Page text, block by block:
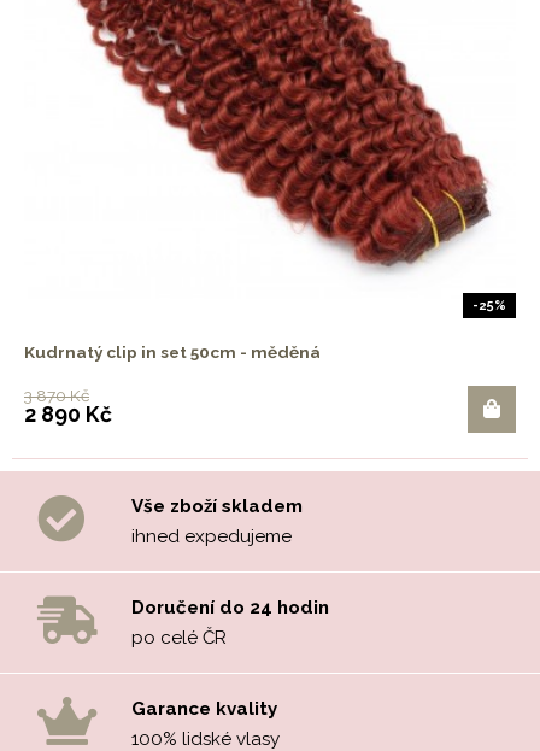
-25%
Kudrnatý clip in set 50cm - měděná
3 870 Kč
2 890 Kč
Vše zboží skladem
ihned expedujeme
Doručení do 24 hodin
po celé ČR
Garance kvality
100% lidské vlasy